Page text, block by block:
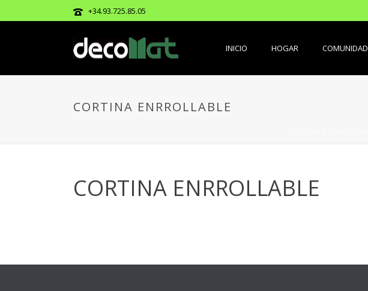
+34.93.725.85.05
INICIO HOGAR COMUNIDAD
CORTINA ENRROLLABLE
CORTINA ENRROLLABLE